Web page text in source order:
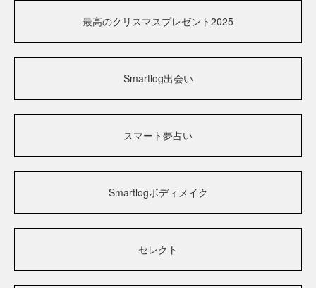
最高のクリスマスプレゼント2025
Smartlog出会い
スマート夢占い
Smartlogボディメイク
セレクト